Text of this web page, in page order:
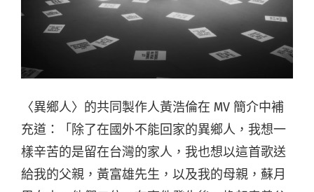
〈異鄉人〉的共同製作人黃浩倫在 MV 簡介中補
充道：「除了在國外不能回家的異鄉人，我想一
樣辛苦的是留在台灣的家人，我也想以這首歌送
給我的父親，黃富雄先生，以及我的母親，蘇月